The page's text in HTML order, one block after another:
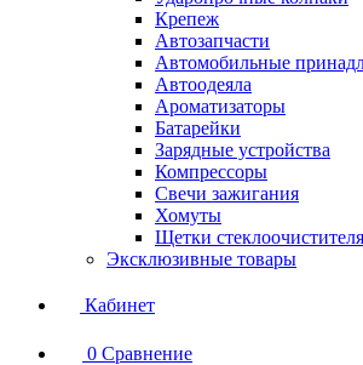
Крепеж
Автозапчасти
Автомобильные
Автоодеяла
Ароматизаторы
Батарейки
Зарядные устройства
Компрессоры
Свечи зажигания
Хомуты
Щетки стеклоочистителя
Эксклюзивные товары
Кабинет
0 Сравнение